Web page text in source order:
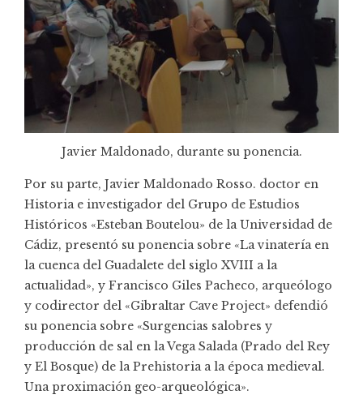
Javier Maldonado, durante su ponencia.
Por su parte, Javier Maldonado Rosso. doctor en
Historia e investigador del Grupo de Estudios
Históricos «Esteban Boutelou» de la Universidad de
Cádiz, presentó su ponencia sobre «La vinatería en
la cuenca del Guadalete del siglo XVIII a la
actualidad», y Francisco Giles Pacheco, arqueólogo
y codirector del «Gibraltar Cave Project» defendió
su ponencia sobre «Surgencias salobres y
producción de sal en la Vega Salada (Prado del Rey
y El Bosque) de la Prehistoria a la época medieval.
Una proximación geo-arqueológica».